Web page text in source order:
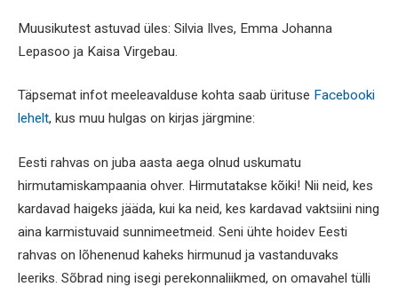
Muusikutest astuvad üles: Silvia Ilves, Emma Johanna
Lepasoo ja Kaisa Virgebau.
Täpsemat infot meeleavalduse kohta saab ürituse Facebooki
lehelt, kus muu hulgas on kirjas järgmine:
Eesti rahvas on juba aasta aega olnud uskumatu
hirmutamiskampaania ohver. Hirmutatakse kõiki! Nii neid, kes
kardavad haigeks jääda, kui ka neid, kes kardavad vaktsiini ning
aina karmistuvaid sunnimeetmeid. Seni ühte hoidev Eesti
rahvas on lõhenenud kaheks hirmunud ja vastanduvaks
leeriks. Sõbrad ning isegi perekonnaliikmed, on omavahel tülli